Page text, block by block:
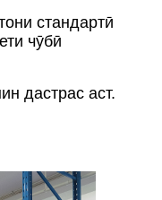
стандартӣ
чӯбӣ
дастрас аст.